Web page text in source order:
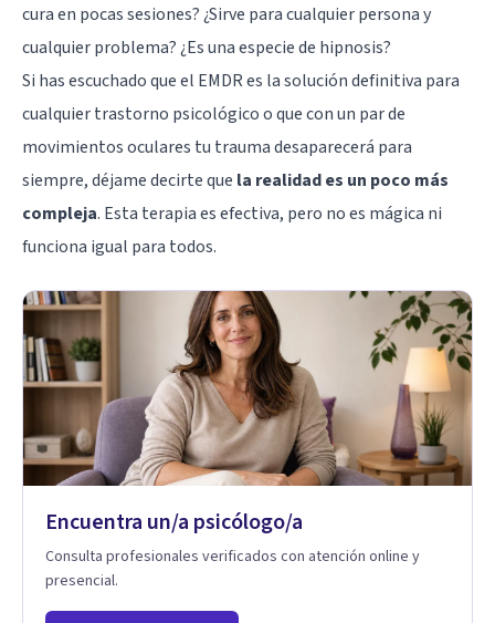
cura en pocas sesiones? ¿Sirve para cualquier persona y
cualquier problema? ¿Es una especie de hipnosis?
Si has escuchado que el EMDR es la solución definitiva para
cualquier trastorno psicológico o que con un par de
movimientos oculares tu trauma desaparecerá para
siempre, déjame decirte que la realidad es un poco más
compleja. Esta terapia es efectiva, pero no es mágica ni
funciona igual para todos.
Encuentra un/a psicólogo/a
Consulta profesionales verificados con atención online y
presencial.